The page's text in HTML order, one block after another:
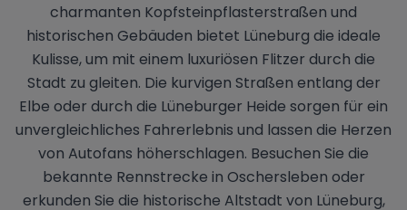
charmanten Kopfsteinpflasterstraßen und
historischen Gebäuden bietet Lüneburg die ideale
Kulisse, um mit einem luxuriösen Flitzer durch die
Stadt zu gleiten. Die kurvigen Straßen entlang der
Elbe oder durch die Lüneburger Heide sorgen für ein
unvergleichliches Fahrerlebnis und lassen die Herzen
von Autofans höherschlagen. Besuchen Sie die
bekannte Rennstrecke in Oschersleben oder
erkunden Sie die historische Altstadt von Lüneburg,